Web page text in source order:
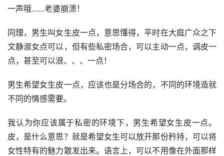
一声哦……老婆崩溃！
同理，男生叫女生皮一点，意思懂得，平时在大庭广众之下
文静淑女点可以，但有些私密场合，可以主动一点，调皮一
点，甚至可以浪、、、一点！
男生希望女生皮一点，应该也是分场合的，不同的环境造就
不同的情感需要。
我认为你应该属于私密的环境下，男生希望女生皮一点。
皮，是什么意思？就是希望女生可以放开那份矜持，可以将
女性特有的魅力散发出来。语言上，可以不用像在外面那样